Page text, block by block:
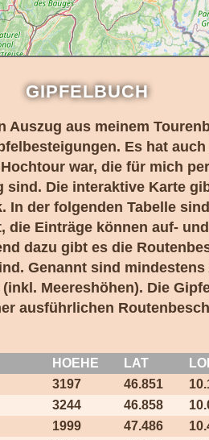
GIPFELBUCH
Auszug aus meinem
Es hat
war, die für mich
sind. Die interaktive Karte
In der folgenden Tabelle
die Einträge können auf-
dazu gibt es die
Genannt sind mindestens
Meereshöhen). Die
ausführlichen
HOEHE LAT
3197 46.851
3244 46.858
1999 47.486